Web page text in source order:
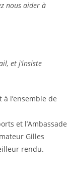
nous aider à
et j’insiste
l’ensemble de
et l’Ambassade
Gilles
rendu.